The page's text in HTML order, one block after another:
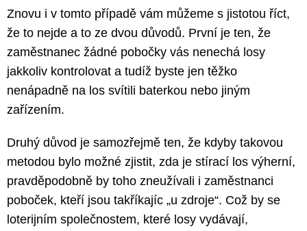
Znovu i v tomto případě vám můžeme s jistotou říct,
že to nejde a to ze dvou důvodů. První je ten, že
zaměstnanec žádné pobočky vás nenechá losy
jakkoliv kontrolovat a tudíž byste jen těžko
nenápadně na los svítili baterkou nebo jiným
zařízením.
Druhý důvod je samozřejmě ten, že kdyby takovou
metodou bylo možné zjistit, zda je stírací los výherní,
pravděpodobně by toho zneužívali i zaměstnanci
poboček, kteří jsou takříkajíc „u zdroje“. Což by se
loterijním společnostem, které losy vydávají,